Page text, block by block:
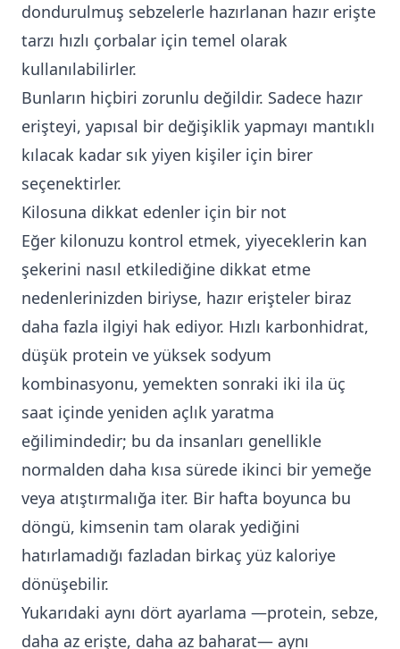
dondurulmuş sebzelerle hazırlanan hazır erişte
tarzı hızlı çorbalar için temel olarak
kullanılabilirler.
Bunların hiçbiri zorunlu değildir. Sadece hazır
erişteyi, yapısal bir değişiklik yapmayı mantıklı
kılacak kadar sık yiyen kişiler için birer
seçenektirler.
Kilosuna dikkat edenler için bir not
Eğer kilonuzu kontrol etmek, yiyeceklerin kan
şekerini nasıl etkilediğine dikkat etme
nedenlerinizden biriyse, hazır erişteler biraz
daha fazla ilgiyi hak ediyor. Hızlı karbonhidrat,
düşük protein ve yüksek sodyum
kombinasyonu, yemekten sonraki iki ila üç
saat içinde yeniden açlık yaratma
eğilimindedir; bu da insanları genellikle
normalden daha kısa sürede ikinci bir yemeğe
veya atıştırmalığa iter. Bir hafta boyunca bu
döngü, kimsenin tam olarak yediğini
hatırlamadığı fazladan birkaç yüz kaloriye
dönüşebilir.
Yukarıdaki aynı dört ayarlama —protein, sebze,
daha az erişte, daha az baharat— aynı